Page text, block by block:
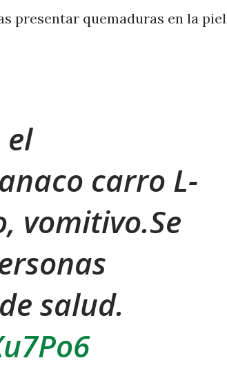
presentar quemaduras en la piel
el
carro L-
vomitivo.Se
salud.